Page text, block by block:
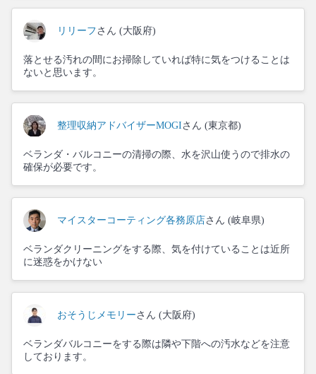
リリーフ さん (大阪府)
落とせる汚れの間にお掃除していれば特に気をつけることは
ないと思います。
整理収納アドバイザーMOGI さん (東京都)
ベランダ・バルコニーの清掃の際、水を沢山使うので排水の
確保が必要です。
マイスターコーティング各務原店さん (岐阜県)
ベランダクリーニングをする際、気を付けていることは近所
に迷惑をかけない
おそうじメモリー さん (大阪府)
ベランダバルコニーをする際は隣や下階への汚水などを注意
しております。